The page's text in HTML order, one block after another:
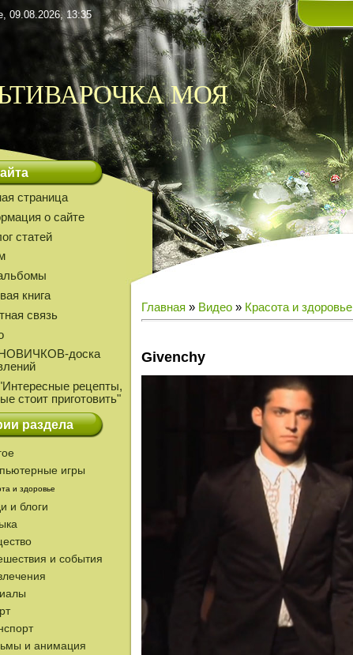
09.08.2026, 13:35
МОЯ
страница
о сайте
статей
книга
связь
доска
рецепты,
стоит приготовить"
раздела
игры
и здоровье
и блоги
и события
и анимация
Главная » Видео » Красота и здоровье
Givenchy